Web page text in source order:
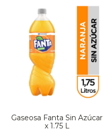
Gaseosa Fanta Sin Azúcar
x 1.75 L